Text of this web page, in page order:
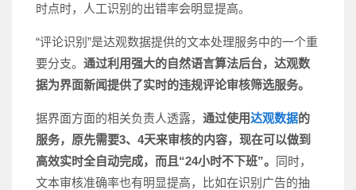
时点时，人工识别的出错率会明显提高。
“评论识别”是达观数据提供的文本处理服务中的一个重
要分支。 通过利用强大的自然语言算法后台，达观数
据为界面新闻提供了实时的违规评论审核筛选服务。
据界面方面的相关负责人透露， 通过使用达观数据的
服务，原先需要3、4天来审核的内容，现在可以做到
高效实时全自动完成，而且“24小时不下班”。
同时，
文本审核准确率也有明显提高，比如在识别广告的抽